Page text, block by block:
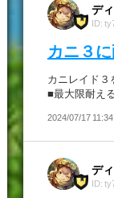
デ
ID:
カニ３
カニレイド３
■最大限耐え
2024/07/17 11:34
デ
ID: